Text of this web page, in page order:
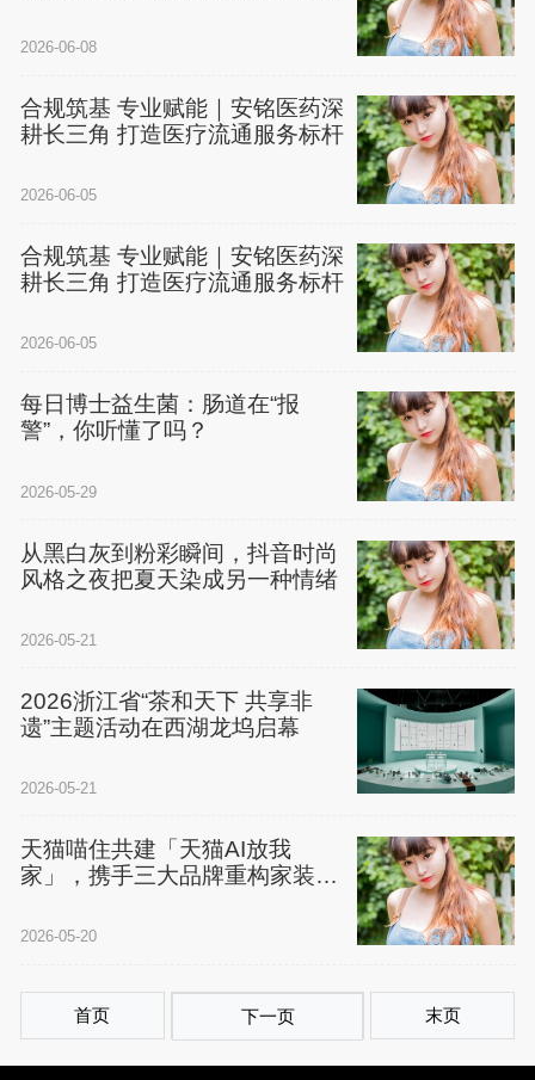
2026-06-08
合规筑基 专业赋能｜安铭医药深
耕长三角 打造医疗流通服务标杆
2026-06-05
合规筑基 专业赋能｜安铭医药深
耕长三角 打造医疗流通服务标杆
2026-06-05
每日博士益生菌：肠道在“报
警”，你听懂了吗？
2026-05-29
从黑白灰到粉彩瞬间，抖音时尚
风格之夜把夏天染成另一种情绪
2026-05-21
2026浙江省“茶和天下 共享非
遗”主题活动在西湖龙坞启幕
2026-05-21
天猫喵住共建「天猫AI放我
家」，携手三大品牌重构家装消
2026-05-20
首页 下一页 末页